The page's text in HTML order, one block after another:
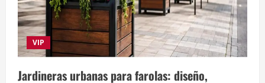
VIP
Jardineras urbanas para farolas: diseño,